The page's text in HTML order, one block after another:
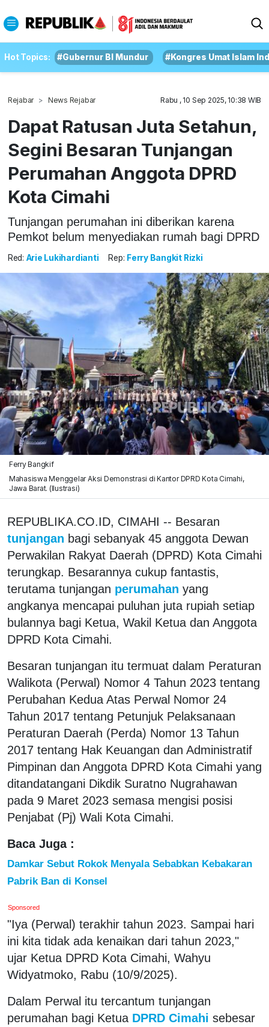
Hot Topics: #Gubernur BI Mundur #Kongres Umat Islam
Rejabar News Rejabar Rabu , 10 Sep 2025, 10:38 WIB
Dapat Ratusan Juta Setahun,
Segini Besaran Tunjangan
Perumahan Anggota DPRD
Kota Cimahi
Tunjangan perumahan ini diberikan karena
Pemkot belum menyediakan rumah bagi DPRD
Red: Arie Lukihardianti Rep: Ferry Bangkit Rizki
Ferry Bangkif
Mahasiswa Menggelar Aksi Demonstrasi di Kantor DPRD Kota Cimahi,
Jawa Barat. (Ilustrasi)
REPUBLIKA.CO.ID, CIMAHI -- Besaran
tunjangan bagi sebanyak 45 anggota Dewan
Perwakilan Rakyat Daerah (DPRD) Kota Cimahi
terungkap. Besarannya cukup fantastis,
terutama tunjangan perumahan yang
angkanya mencapai puluhan juta rupiah setiap
bulannya bagi Ketua, Wakil Ketua dan Anggota
DPRD Kota Cimahi.
Besaran tunjangan itu termuat dalam Peraturan
Walikota (Perwal) Nomor 4 Tahun 2023 tentang
Perubahan Kedua Atas Perwal Nomor 24
Tahun 2017 tentang Petunjuk Pelaksanaan
Peraturan Daerah (Perda) Nomor 13 Tahun
2017 tentang Hak Keuangan dan Administratif
Pimpinan dan Anggota DPRD Kota Cimahi yang
ditandatangani Dikdik Suratno Nugrahawan
pada 9 Maret 2023 semasa mengisi posisi
Penjabat (Pj) Wali Kota Cimahi.
Baca Juga :
Damkar Sebut Rokok Menyala Sebabkan Kebakaran
Pabrik Ban di Konsel
Sponsored
"Iya (Perwal) terakhir tahun 2023. Sampai hari
ini kita tidak ada kenaikan dari tahun 2023,"
ujar Ketua DPRD Kota Cimahi, Wahyu
Widyatmoko, Rabu (10/9/2025).
Dalam Perwal itu tercantum tunjangan
perumahan bagi Ketua DPRD Cimahi sebesar